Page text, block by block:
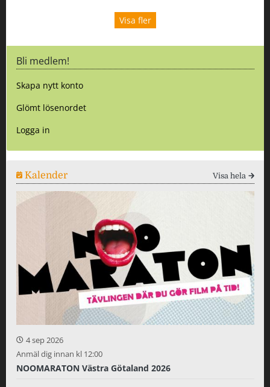
Visa fler
Bli medlem!
Skapa nytt konto
Glömt lösenordet
Logga in
Kalender Visa hela
4 sep 2026
Anmäl dig innan kl 12:00
NOOMARATON Västra Götaland 2026